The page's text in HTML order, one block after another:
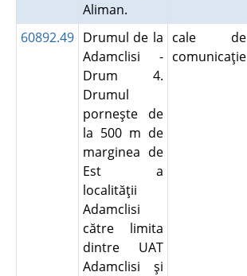
Aliman.
60892.49 Drumul de la
Adamclisi -
Drum 4.
Drumul
porneşte de
la 500 m de
marginea de
Est a
localităţii
Adamclisi
către limita
dintre UAT
Adamclisi şi
cale de
comunicaţie